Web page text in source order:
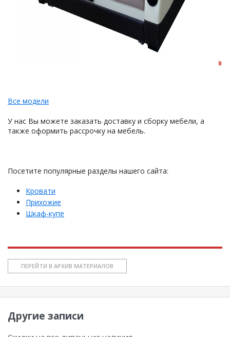
Все модели
У нас Вы можете заказать доставку и сборку мебели, а
также оформить рассрочку на мебель.
Посетите популярные разделы нашего сайта:
Кровати
Прихожие
Шкаф-купе
ПЕРЕЙТИ В АРХИВ МАТЕРИАЛОВ
Другие записи